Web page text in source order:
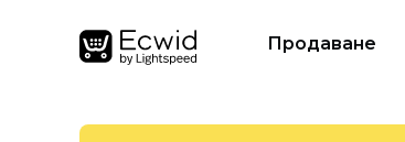
Продаване